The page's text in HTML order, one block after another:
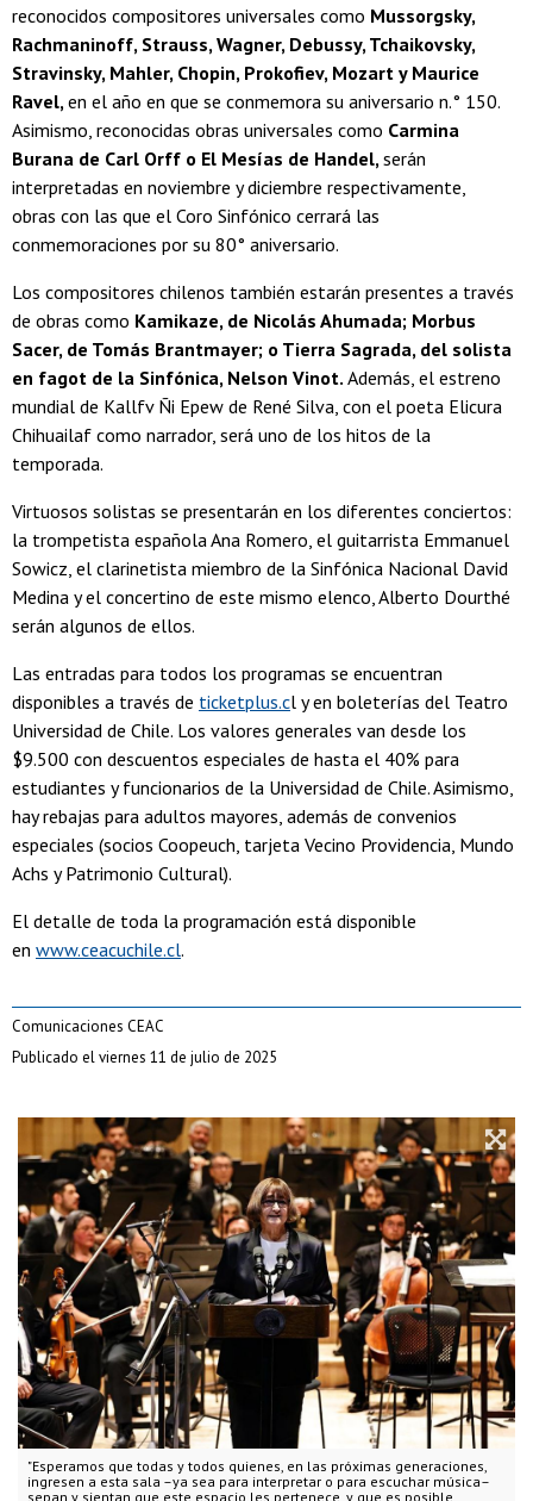
"Esperamos que todas y todos quienes, en las próximas generaciones,
ingresen a esta sala –ya sea para interpretar o para escuchar música–
sepan y sientan que este espacio les pertenece, y que es posible
reconocidos compositores universales como Mussorgsky,
Rachmaninoff, Strauss, Wagner, Debussy, Tchaikovsky,
Stravinsky, Mahler, Chopin, Prokofiev, Mozart y Maurice
Ravel, en el año en que se conmemora su aniversario n.° 150.
Asimismo, reconocidas obras universales como Carmina
Burana de Carl Orff o El Mesías de Handel, serán
interpretadas en noviembre y diciembre respectivamente,
obras con las que el Coro Sinfónico cerrará las
conmemoraciones por su 80° aniversario.
Los compositores chilenos también estarán presentes a través
de obras como Kamikaze, de Nicolás Ahumada; Morbus
Sacer, de Tomás Brantmayer; o Tierra Sagrada, del solista
en fagot de la Sinfónica, Nelson Vinot. Además, el estreno
mundial de Kallfv Ñi Epew de René Silva, con el poeta Elicura
Chihuailaf como narrador, será uno de los hitos de la
temporada.
Virtuosos solistas se presentarán en los diferentes conciertos:
la trompetista española Ana Romero, el guitarrista Emmanuel
Sowicz, el clarinetista miembro de la Sinfónica Nacional David
Medina y el concertino de este mismo elenco, Alberto Dourthé
serán algunos de ellos.
Las entradas para todos los programas se encuentran
disponibles a través de ticketplus.cl y en boleterías del Teatro
Universidad de Chile. Los valores generales van desde los
$9.500 con descuentos especiales de hasta el 40% para
estudiantes y funcionarios de la Universidad de Chile. Asimismo,
hay rebajas para adultos mayores, además de convenios
especiales (socios Coopeuch, tarjeta Vecino Providencia, Mundo
Achs y Patrimonio Cultural).
El detalle de toda la programación está disponible
en www.ceacuchile.cl.
Comunicaciones CEAC
Publicado el viernes 11 de julio de 2025